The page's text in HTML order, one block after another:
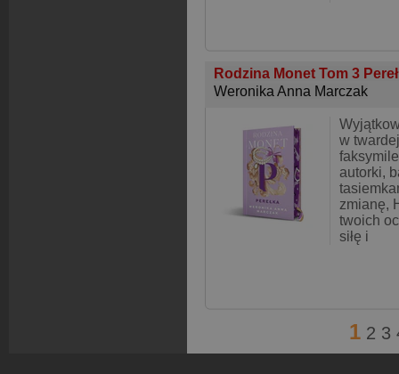
Rodzina Monet Tom 3
Weronika Anna Marczak
w
autorki,
zmianę,
twoich
siłę i
1 2 3